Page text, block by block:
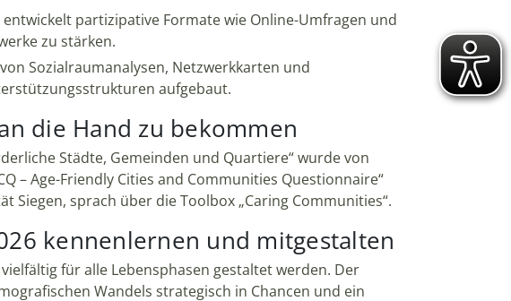
partizipative Formate wie Online-Umfragen und
zu stärken.
Sozialraumanalysen, Netzwerkkarten und
aufgebaut.
die Hand zu bekommen
Städte, Gemeinden und Quartiere“ wurde von
– Age-Friendly Cities and Communities Questionnaire“
sprach über die Toolbox „Caring Communities“.
kennenlernen und mitgestalten
für alle Lebensphasen gestaltet werden. Der
Wandels strategisch in Chancen und ein